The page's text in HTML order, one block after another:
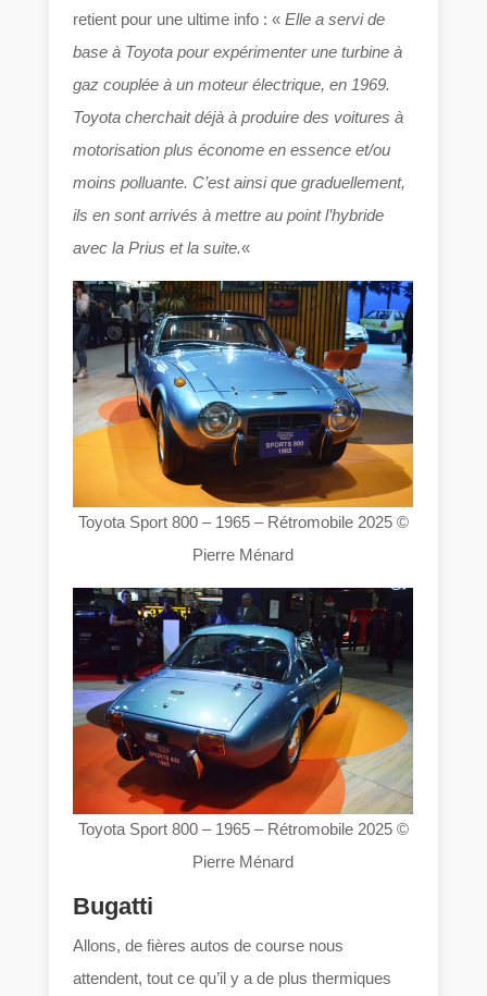
retient pour une ultime info : «Elle a servi de
base à Toyota pour expérimenter une turbine à
gaz couplée à un moteur électrique, en 1969.
Toyota cherchait déjà à produire des voitures à
motorisation plus économe en essence et/ou
moins polluante. C’est ainsi que graduellement,
ils en sont arrivés à mettre au point l’hybride
avec la Prius et la suite.«
Toyota Sport 800 – 1965 – Rétromobile 2025 ©
Pierre Ménard
Toyota Sport 800 – 1965 – Rétromobile 2025 ©
Pierre Ménard
Bugatti
Allons, de fières autos de course nous
attendent, tout ce qu’il y a de plus thermiques